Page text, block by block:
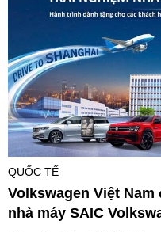
QUỐC TẾ
Volkswagen Việt
nhà máy SAIC